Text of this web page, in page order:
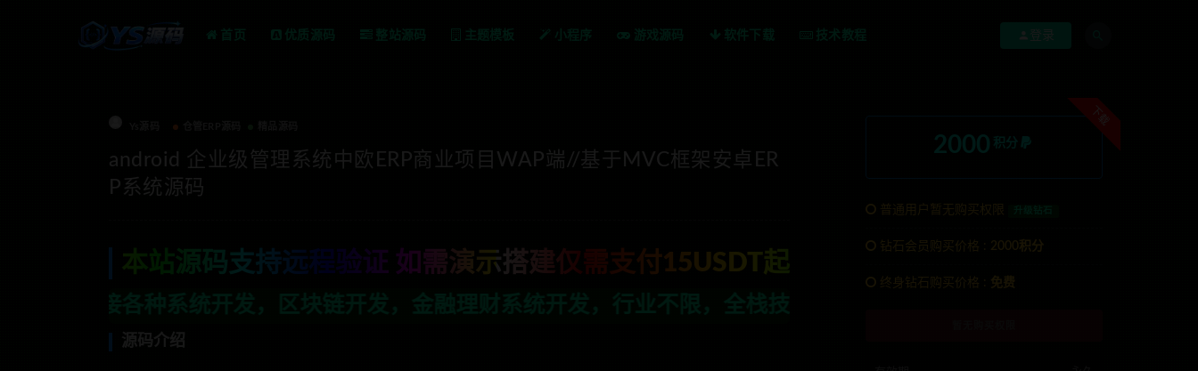
首页 优质源码 整站源码 主题模板 小程序 游戏源码 软件下载 技术教程 登录
android 企业级管理系统中欧ERP商业项目WAP端//基于MVC框架安卓ER
P系统源码
本站源码支持远程验证 如需演示搭建仅需支付15USDT起
下载
2000 积分
普通用户暂无购买权限
钻石会员购买价格 : 2000积分
终身钻石购买价格 : 免费